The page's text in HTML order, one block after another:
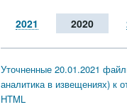
2021 2020
Уточненные 20.01.2021
аналитика в извещениях) к
HTML